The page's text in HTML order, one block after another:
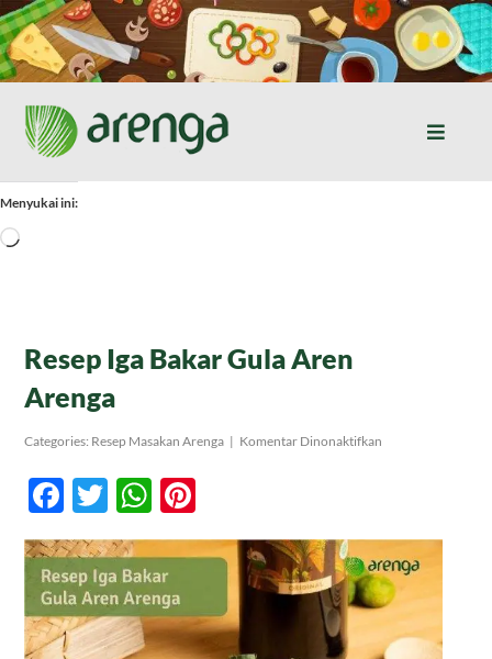
Skip
to
content
Toggle
Home
Tentang Kami
Produk
Kontak
Menyukai ini:
Memuat...
Resep Iga Bakar Gula Aren
Arenga
Categories: Resep Masakan Arenga | Komentar Dinonaktifkan
Arenga
Facebook
TwitterWhatsApp